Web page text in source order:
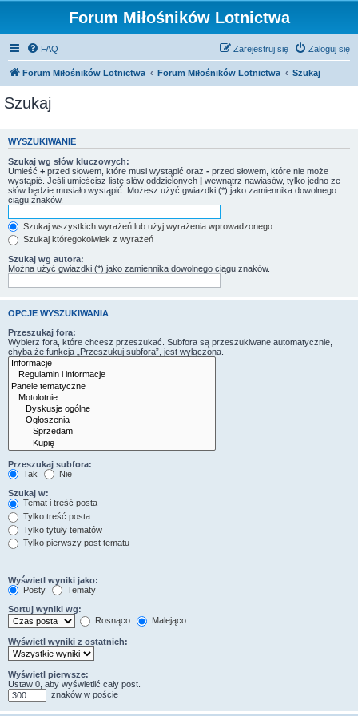
Forum Miłośników Lotnictwa
FAQ Zaloguj się
Zarejestruj się
Forum Miłośników Lotnictwa Forum Miłośników Lotnictwa Szukaj
Szukaj
WYSZUKIWANIE
Szukaj wg słów kluczowych:
Umieść + przed słowem, które musi wystąpić oraz - przed słowem, które nie może
wystąpić. Jeśli umieścisz listę słów oddzielonych | wewnątrz nawiasów, tylko jedno ze
słów będzie musiało wystąpić. Możesz użyć gwiazdki (*) jako zamiennika dowolnego
ciągu znaków.
Szukaj wszystkich wyrażeń lub użyj wyrażenia wprowadzonego
Szukaj któregokolwiek z wyrażeń
Szukaj wg autora:
Można użyć gwiazdki (*) jako zamiennika dowolnego ciągu znaków.
OPCJE WYSZUKIWANIA
Przeszukaj fora:
Wybierz fora, które chcesz przeszukać. Subfora są przeszukiwane automatycznie,
chyba że funkcja „Przeszukuj subfora”, jest wyłączona.
Przeszukaj subfora:
Tak
Nie
Szukaj w:
Temat i treść posta
Tylko treść posta
Tylko tytuły tematów
Tylko pierwszy post tematu
Wyświetl wyniki jako:
Posty
Tematy
Sortuj wyniki wg:
Rosnąco
Malejąco
Wyświetl wyniki z ostatnich:
Wyświetl pierwsze:
Ustaw 0, aby wyświetlić cały post.
znaków w poście